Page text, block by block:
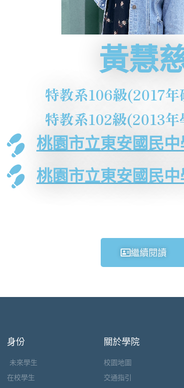
黃慧
特教系106級(2017
特教系102級(2013
桃園市立東安國民
桃園市立東安國民
繼續閱讀
身份
未來學生
在校學生
關於學院
校園地圖
交通指引